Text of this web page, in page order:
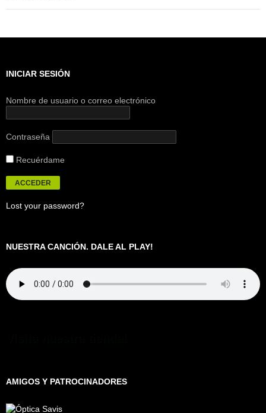
INICIAR SESIÓN
Nombre de usuario o correo electrónico
Contraseña
Recuérdame
Lost your password?
NUESTRA CANCIÓN. DALE AL PLAY!
AMIGOS Y PATROCINADORES